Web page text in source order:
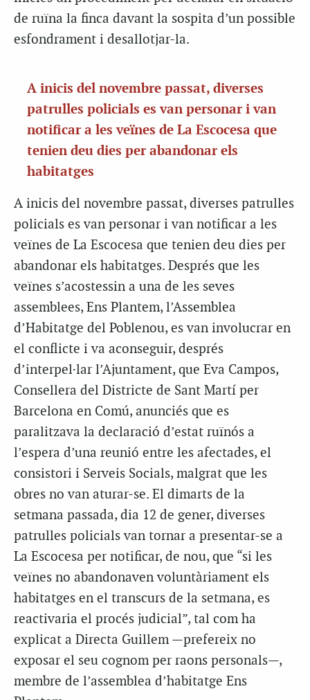
de ruïna la finca davant la sospita d’un possible
esfondrament i desallotjar-la.
A inicis del novembre passat, diverses
patrulles policials es van personar i van
notificar a les veïnes de La Escocesa que
tenien deu dies per abandonar els
habitatges
A inicis del novembre passat, diverses patrulles
policials es van personar i van notificar a les
veïnes de La Escocesa que tenien deu dies per
abandonar els habitatges. Després que les
veïnes s’acostessin a una de les seves
assemblees, Ens Plantem, l’Assemblea
d’Habitatge del Poblenou, es van involucrar en
el conflicte i va aconseguir, després
d’interpel·lar l’Ajuntament, que Eva Campos,
Consellera del Districte de Sant Martí per
Barcelona en Comú, anunciés que es
paralitzava la declaració d’estat ruïnós a
l’espera d’una reunió entre les afectades, el
consistori i Serveis Socials, malgrat que les
obres no van aturar-se. El dimarts de la
setmana passada, dia 12 de gener, diverses
patrulles policials van tornar a presentar-se a
La Escocesa per notificar, de nou, que “si les
veïnes no abandonaven voluntàriament els
habitatges en el transcurs de la setmana, es
reactivaria el procés judicial”, tal com ha
explicat a Directa Guillem —prefereix no
exposar el seu cognom per raons personals—,
membre de l’assemblea d’habitatge Ens